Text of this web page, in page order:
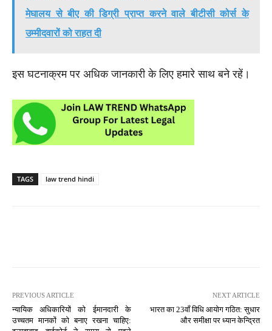
मेघालय से बीए की डिग्री प्राप्त करने वाले बीटीसी कोर्स के
उम्मीदवारों को राहत दी
इस घटनाक्रम पर अधिक जानकारी के लिए हमारे साथ बने रहें।
TAGS law trend hindi
PREVIOUS ARTICLE
न्यायिक अधिकारियों को ईमानदारी के
उच्चतम मानकों को बनाए रखना चाहिए:
NEXT ARTICLE
भारत का 23वाँ विधि आयोग गठित: सुधार
और समीक्षा पर ध्यान केन्द्रित